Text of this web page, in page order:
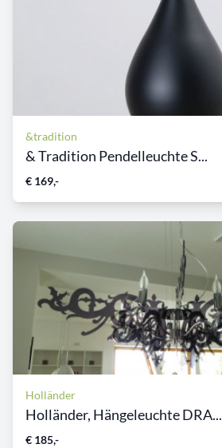
&tradition
& Tradition Pendelleuchte S...
€ 169,-
Holländer
Holländer, Hängeleuchte DRA...
€ 185,-